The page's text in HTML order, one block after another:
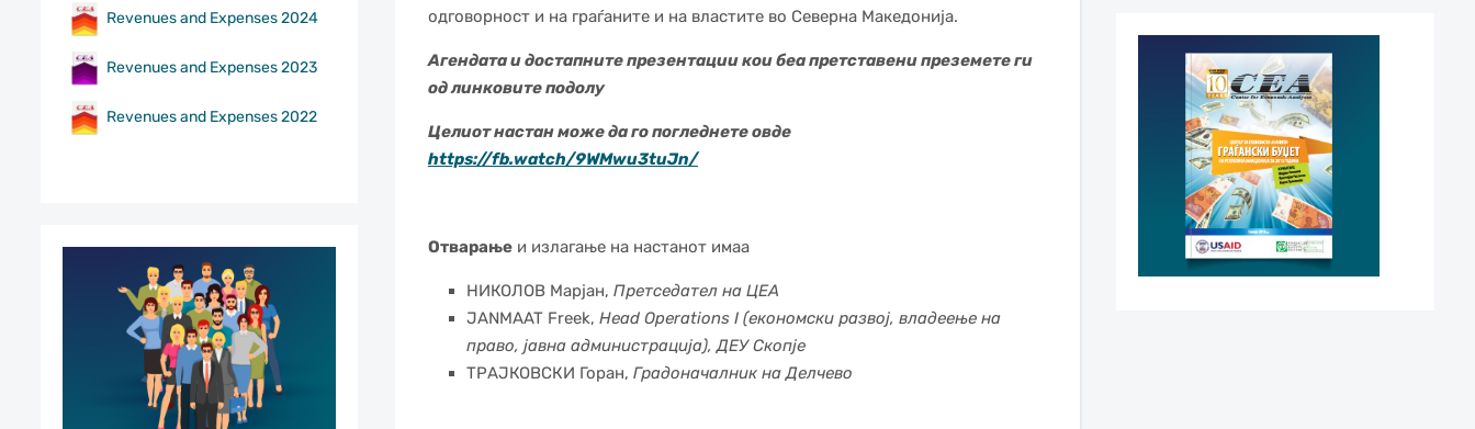
Revenues and Expenses 2024
Revenues and Expenses 2023
Revenues and Expenses 2022
одговорност и на граѓаните и на властите во Северна Македонија.
Агендата и достапните презентации кои беа претставени преземете ги
од линковите подолу
Целиот настан може да го погледнете овде
https://fb.watch/9WMwu3tuJn/
Отварањеи излагање на настанот имаа
НИКОЛОВ Марјан, Претседател на ЦЕА
JANMAAT Freek, Head Operations I (економски развој, владеење на
право, јавна администрација), ДЕУ Скопје
ТРАЈКОВСКИ Горан, Градоначалник на Делчево